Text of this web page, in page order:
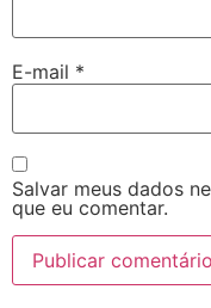
E-mail *
Salvar meus dados
que eu comentar.